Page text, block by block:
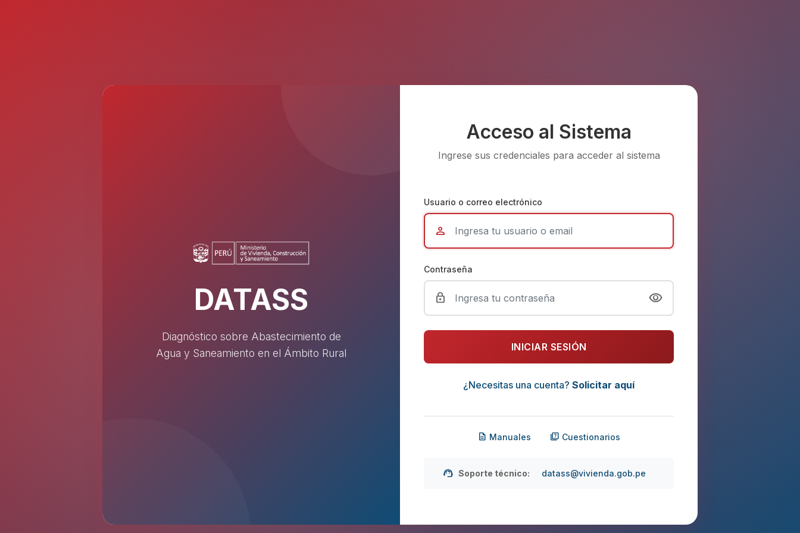
DATASS
Diagnóstico sobre Abastecimiento de
Agua y Saneamiento en el Ámbito Rural
Acceso al Sistema
Ingrese sus credenciales para acceder al sistema
Usuario o correo electrónico
person
Contraseña
lock visibility
INICIAR SESIÓN
¿Necesitas una cuenta? Solicitar aquí
description Manuales quiz Cuestionarios
support_agent Soporte técnico: datass@vivienda.gob.pe